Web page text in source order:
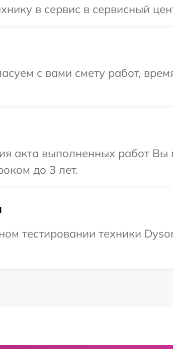
в сервис в сервисный
с вами смету работ,
акта выполненных работ Вы
до 3 лет.
тестировании техники